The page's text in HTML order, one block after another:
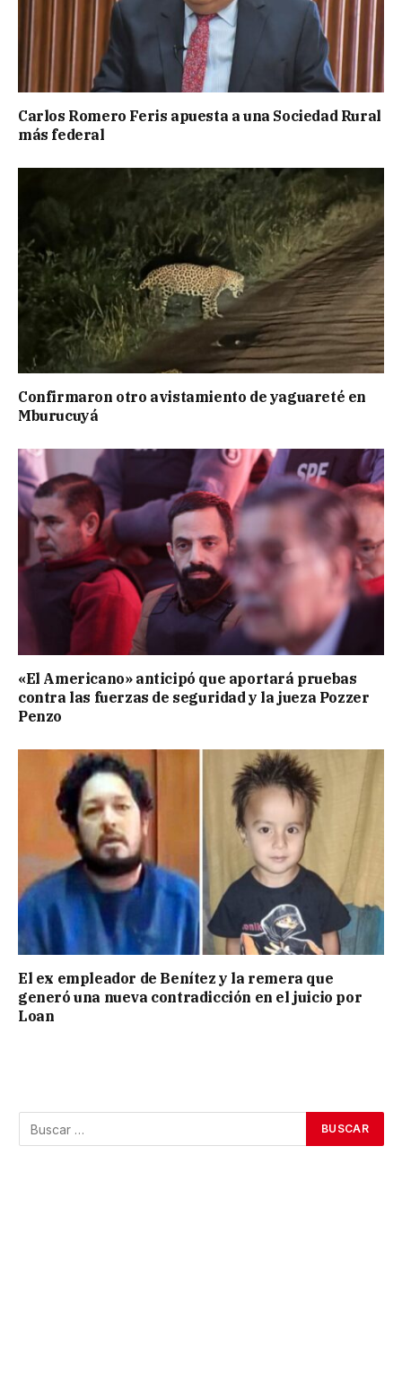
Carlos Romero Feris apuesta a una Sociedad Rural
más federal
Confirmaron otro avistamiento de yaguareté en
Mburucuyá
«El Americano» anticipó que aportará pruebas
contra las fuerzas de seguridad y la jueza Pozzer
Penzo
El ex empleador de Benítez y la remera que
generó una nueva contradicción en el juicio por
Loan